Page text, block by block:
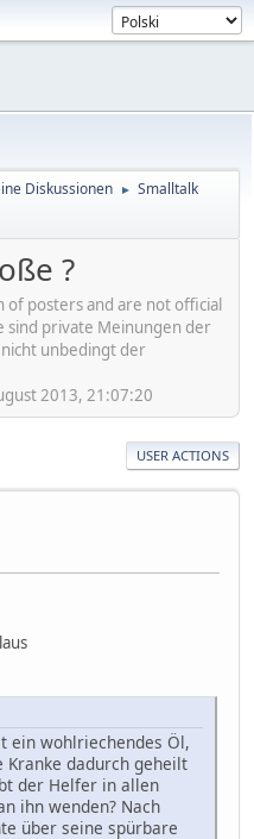
Diskussionen ► Smalltalk
?
posters and are not official
sind private Meinungen der
unbedingt der
2013, 21:07:20
USER ACTIONS
ein wohlriechendes Öl,
dadurch geheilt
der Helfer in allen
ihn wenden? Nach
über seine spürbare